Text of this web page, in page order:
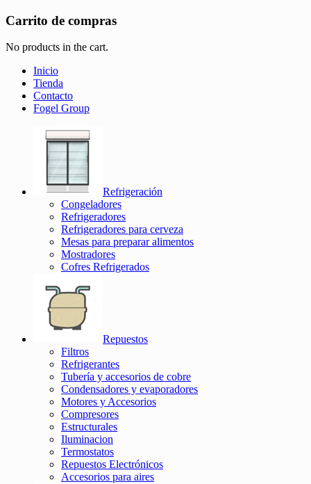
Carrito de compras
No products in the cart.
Inicio
Tienda
Contacto
Fogel Group
Refrigeración
Congeladores
Refrigeradores
Refrigeradores para cerveza
Mesas para preparar alimentos
Mostradores
Cofres Refrigerados
Repuestos
Filtros
Refrigerantes
Tubería y accesorios de cobre
Condensadores y evaporadores
Motores y Accesorios
Compresores
Estructurales
Iluminacion
Termostatos
Repuestos Electrónicos
Accesorios para aires